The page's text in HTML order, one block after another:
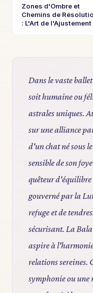
Zones d'Ombre et
Chemins de
: L'Art de l'Ajustement
Dans le vaste
soit humaine ou
astrales uniques.
sur une alliance
d'un chat né sous
sensible de son
quêteur d'équilibre
gouverné par la
refuge et de
sécurisant. La
aspire à
relations sereines.
symphonie ou une